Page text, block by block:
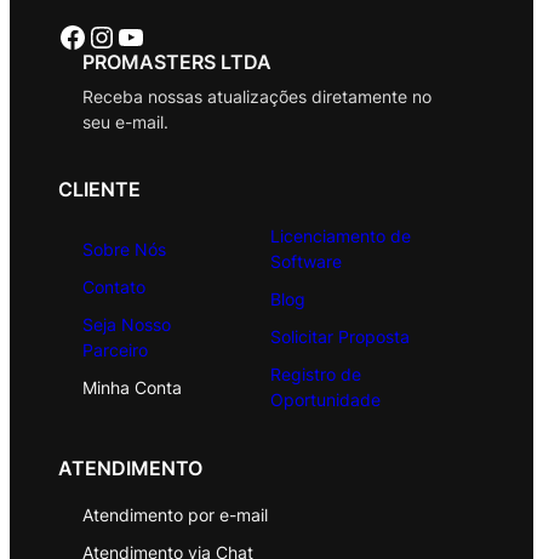
Facebook Instagram Youtube
PROMASTERS LTDA
Receba nossas atualizações diretamente no
seu e-mail.
CLIENTE
Sobre Nós
Contato
Seja Nosso
Parceiro
Minha Conta
Licenciamento de
Software
Blog
Solicitar Proposta
Registro de
Oportunidade
ATENDIMENTO
Atendimento por e-mail
Atendimento via Chat